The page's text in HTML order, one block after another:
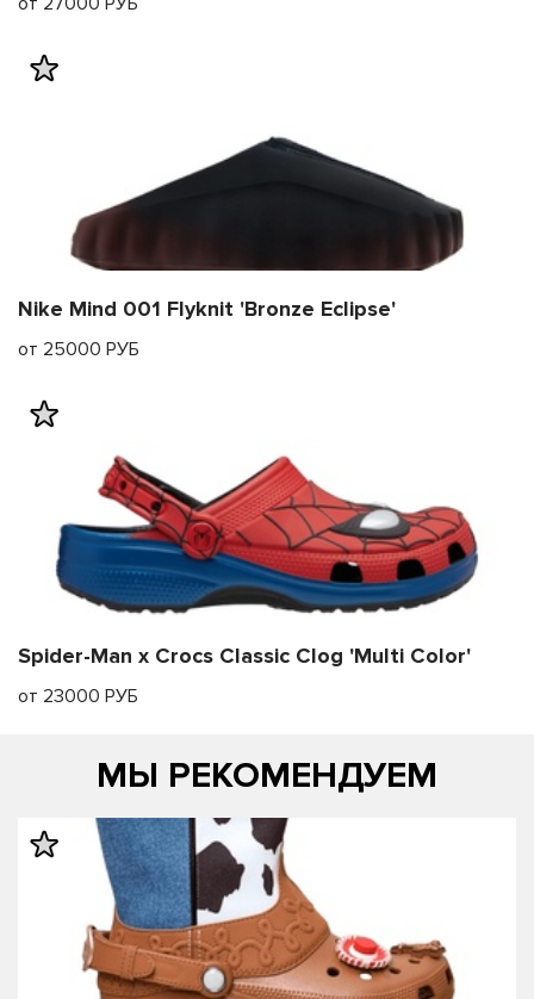
Nike Mind 001 Flyknit 'Bronze Eclipse'
от 25000 РУБ
Spider-Man x Crocs Classic Clog 'Multi Color'
от 23000 РУБ
МЫ РЕКОМЕНДУЕМ